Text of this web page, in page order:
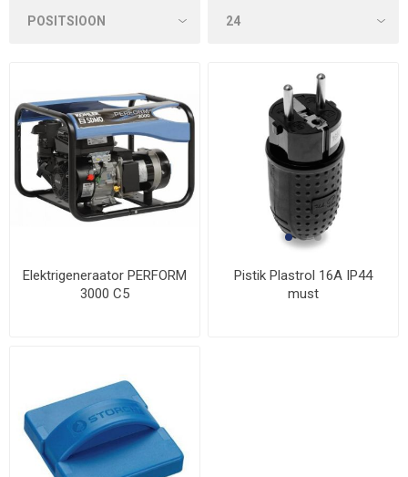
Elektrigeneraator PERFORM
3000 C5
Pistik Plastrol 16A IP44
must